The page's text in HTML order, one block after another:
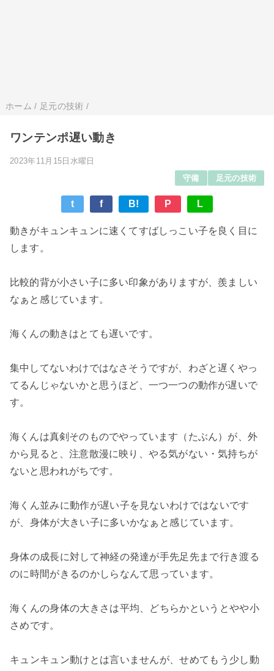
ホーム / 足元の技術 /
ワンテンポ遅い動き
2023年11月15日水曜日
守備
足元の技術
t f B! P L
動きがキュンキュンに速くてすばしっこい子を良く目に
します。
比較的背が小さい子に多い印象がありますが、羨ましい
なぁと感じています。
海くんの動きはとても遅いです。
集中してないわけではなさそうですが、わざと遅くやっ
てるんじゃないかと思うほど、一つ一つの動作が遅いで
す。
海くんは真剣そのものでやっています（たぶん）が、外
から見ると、注意散漫に映り、やる気がない・気持ちが
ないと思われがちです。
海くん並みに動作が遅い子を見ないわけではないです
が、身体が大きい子に多いかなぁと感じています。
身体の成長に対して神経の発達が手先足先まで行き渡る
のに時間がきるのかしらなんて思っています。
海くんの身体の大きさは平均、どちらかというとやや小
さめです。
キュンキュン動けとは言いませんが、せめてもう少し動